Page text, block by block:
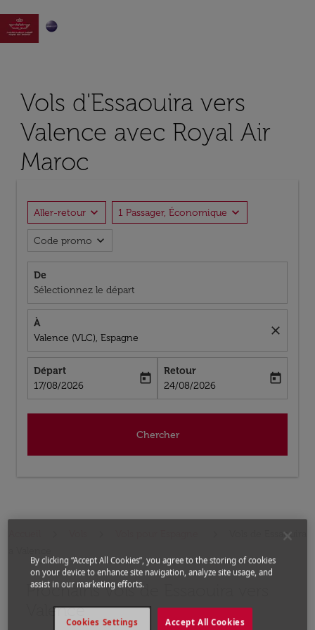

Vols d'Essaouira vers
Valence avec Royal Air
Maroc
Aller-retour expand_more 1 Passager, Économique expand_more
Code promo expand_more
De
Sélectionnez le départ
À
Valence (VLC), Espagne
close
Départ
fc-booking-departure-date-aria-label
17/08/2026
today
Retour
fc-booking-return-date-aria-label
24/08/2026
today
Chercher
Vols de Essaouira
Prochains Vols de Essaouira vers
Valence
Aucun tarif trouvé pour les options populaires
By clicking “Accept All Cookies”, you agree to the storing of cookies
on your device to enhance site navigation, analyze site usage, and
assist in our marketing efforts.
Accept All Cookies
Cookies Settings